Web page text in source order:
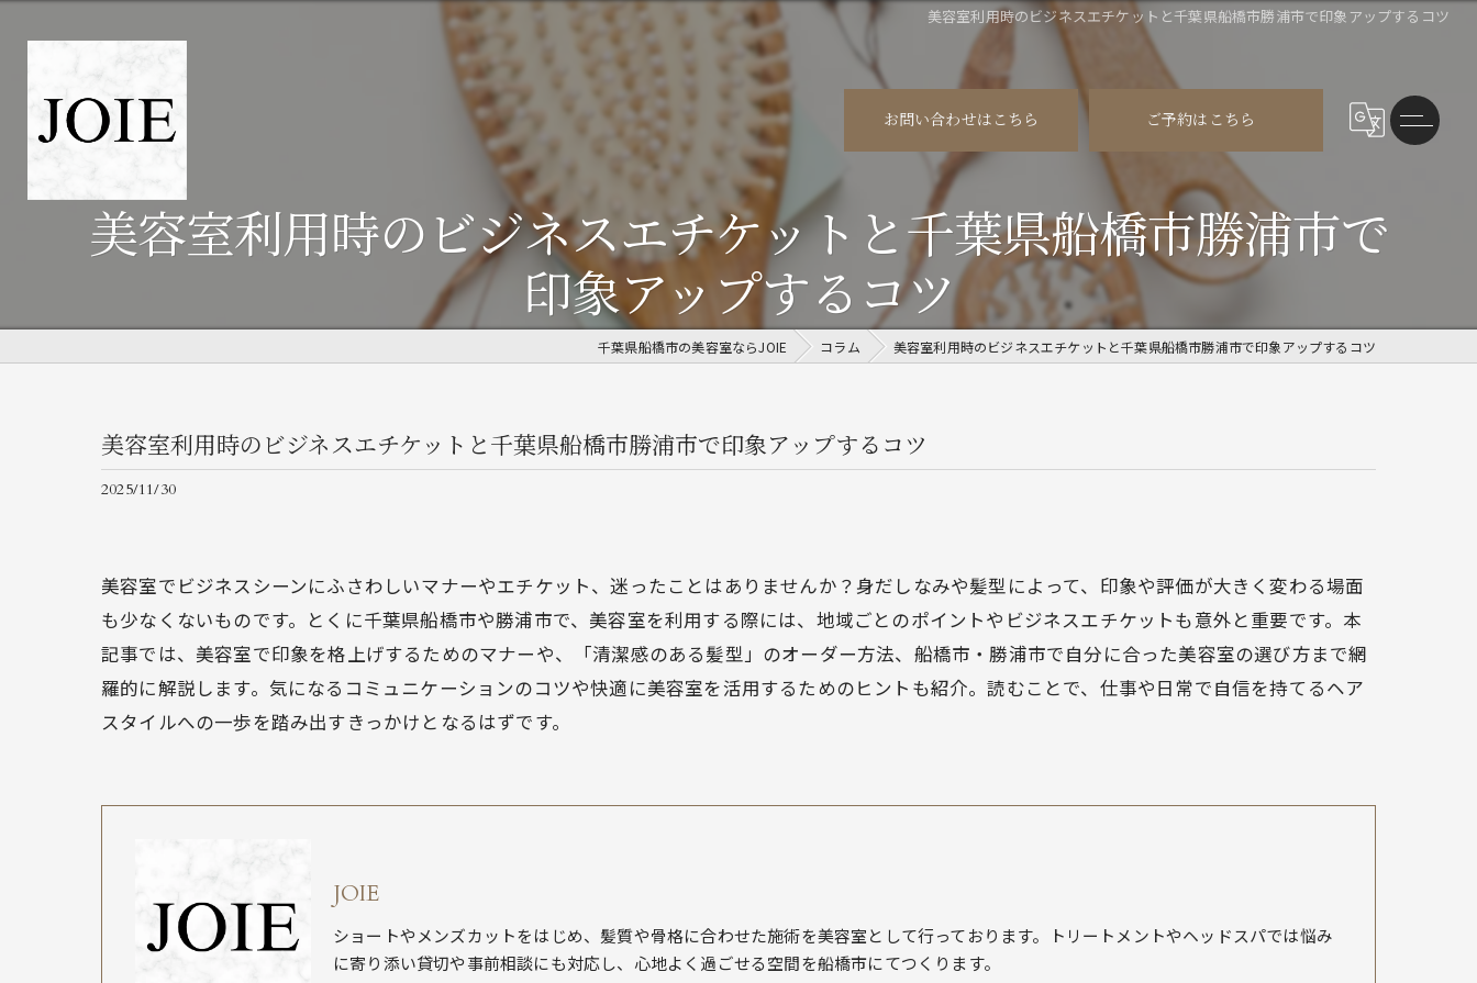
美容室利用時のビジネスエチケットと千葉県船橋市勝浦市で印象アップするコツ
お問い合わせはこちら ご予約はこちら
美容室利用時のビジネスエチケットと千葉県船橋市勝浦市で
印象アップするコツ
千葉県船橋市の美容室ならJOIE コラム 美容室利用時のビジネスエチケットと千葉県船橋市勝浦市で印象アップするコツ
美容室利用時のビジネスエチケットと千葉県船橋市勝浦市で印象アップするコツ
2025/11/30
美容室でビジネスシーンにふさわしいマナーやエチケット、迷ったことはありませんか？身だしなみや髪型によって、印象や評価が大きく変わる場面
も少なくないものです。とくに千葉県船橋市や勝浦市で、美容室を利用する際には、地域ごとのポイントやビジネスエチケットも意外と重要です。本
記事では、美容室で印象を格上げするためのマナーや、「清潔感のある髪型」のオーダー方法、船橋市・勝浦市で自分に合った美容室の選び方まで網
羅的に解説します。気になるコミュニケーションのコツや快適に美容室を活用するためのヒントも紹介。読むことで、仕事や日常で自信を持てるヘア
スタイルへの一歩を踏み出すきっかけとなるはずです。
JOIE
ショートやメンズカットをはじめ、髪質や骨格に合わせた施術を美容室として行っております。トリートメントやヘッドスパでは悩み
に寄り添い貸切や事前相談にも対応し、心地よく過ごせる空間を船橋市にてつくります。